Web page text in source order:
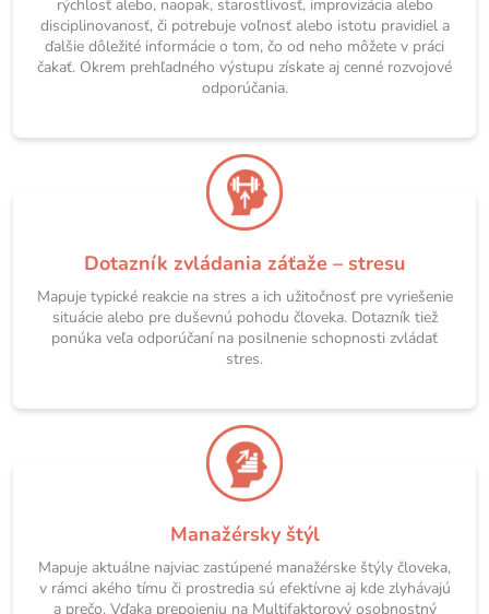
rýchlosť alebo, naopak, starostlivosť, improvizácia alebo
disciplinovanosť, či potrebuje voľnosť alebo istotu pravidiel a
ďalšie dôležité informácie o tom, čo od neho môžete v práci
čakať. Okrem prehľadného výstupu získate aj cenné rozvojové
odporúčania.
Dotazník zvládania záťaže – stresu
Mapuje typické reakcie na stres a ich užitočnosť pre vyriešenie
situácie alebo pre duševnú pohodu človeka. Dotazník tiež
ponúka veľa odporúčaní na posilnenie schopnosti zvládať
stres.
Manažérsky štýl
Mapuje aktuálne najviac zastúpené manažérske štýly človeka,
v rámci akého tímu či prostredia sú efektívne aj kde zlyhávajú
a prečo. Vďaka prepojeniu na Multifaktorový osobnostný